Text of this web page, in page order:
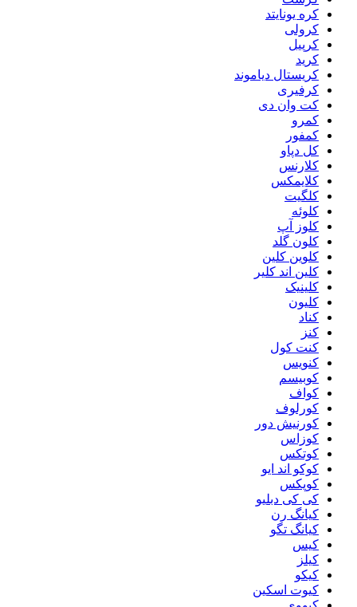
کره یونایتد
کرولی
کرپیل
کرید
کریستال دیاموند
کرفیری
کت وان دی
کمرو
کمفور
کل دپاو
کلارنس
کلایمکس
کلگیت
کلوئه
کلوز آپ
کلون گلد
کلوین کلین
کلین اند کلیر
کلینیک
کلیون
کناد
کنز
کنت کول
کنویس
کوبیسم
کواف
کورلوف
کورنیش دور
کوزاس
کوتکس
کوکو اند ایو
کوپکس
کی کی دبلیو
کیانگ رن
کیانگ تگو
کیس
کیلز
کیکو
کیوت اسکین